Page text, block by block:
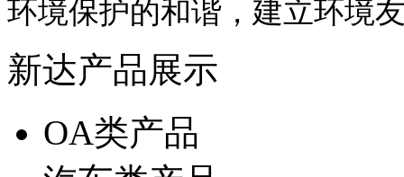
环境保护的和谐，建立环境
新达产品展示
OA类产品